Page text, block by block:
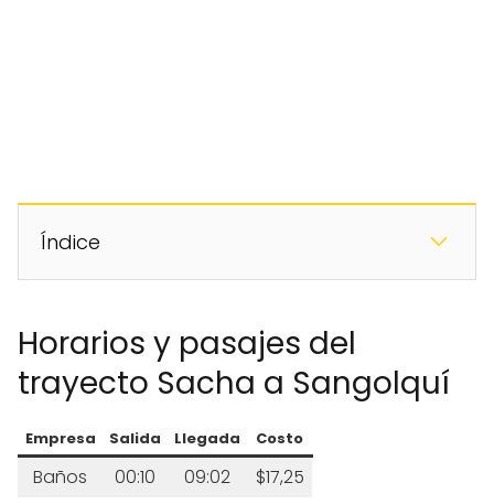
Índice
Horarios y pasajes del
trayecto Sacha a Sangolquí
Empresa Salida Llegada Costo
Baños 00:10 09:02
$17,25